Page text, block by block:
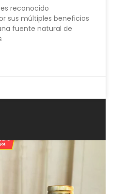
reconocido
sus múltiples beneficios
fuente natural de